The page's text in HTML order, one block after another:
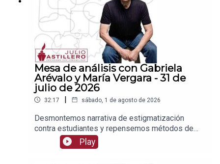
Mesa de análisis con Gabriela
Arévalo y María Vergara - 31 de
julio de 2026
32:17 | sábado, 1 de agosto de 2026
Desmontemos narrativa de estigmatización
contra estudiantes y repensemos métodos de
admisiónEnlace para apoyar vía
Patreon:https://www.patreon.com/julioastilleroEnl
Play